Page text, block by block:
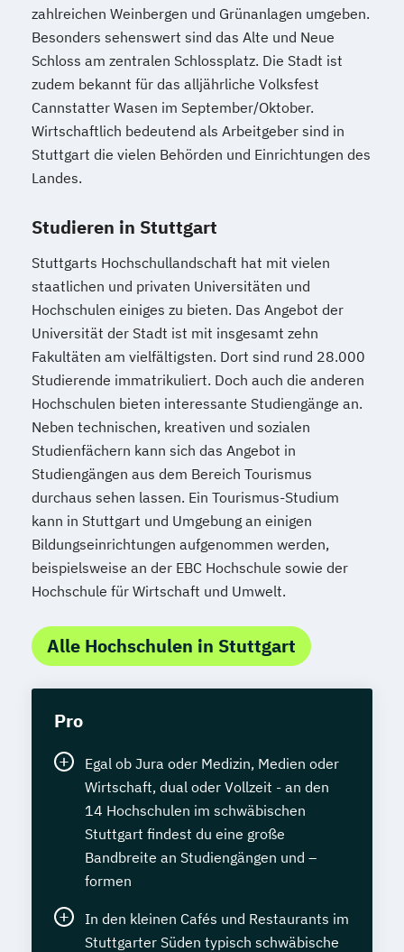
zahlreichen Weinbergen und Grünanlagen umgeben.
Besonders sehenswert sind das Alte und Neue
Schloss am zentralen Schlossplatz. Die Stadt ist
zudem bekannt für das alljährliche Volksfest
Cannstatter Wasen im September/Oktober.
Wirtschaftlich bedeutend als Arbeitgeber sind in
Stuttgart die vielen Behörden und Einrichtungen des
Landes.
Studieren in Stuttgart
Stuttgarts Hochschullandschaft hat mit vielen
staatlichen und privaten Universitäten und
Hochschulen einiges zu bieten. Das Angebot der
Universität der Stadt ist mit insgesamt zehn
Fakultäten am vielfältigsten. Dort sind rund 28.000
Studierende immatrikuliert. Doch auch die anderen
Hochschulen bieten interessante Studiengänge an.
Neben technischen, kreativen und sozialen
Studienfächern kann sich das Angebot in
Studiengängen aus dem Bereich Tourismus
durchaus sehen lassen. Ein Tourismus-Studium
kann in Stuttgart und Umgebung an einigen
Bildungseinrichtungen aufgenommen werden,
beispielsweise an der EBC Hochschule sowie der
Hochschule für Wirtschaft und Umwelt.
Alle Hochschulen in Stuttgart
Pro
Egal ob Jura oder Medizin, Medien oder
Wirtschaft, dual oder Vollzeit - an den
14 Hochschulen im schwäbischen
Stuttgart findest du eine große
Bandbreite an Studiengängen und –
formen
In den kleinen Cafés und Restaurants im
Stuttgarter Süden typisch schwäbische